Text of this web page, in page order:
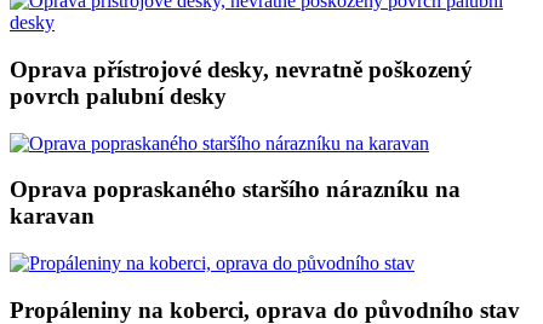
Oprava přístrojové desky, nevratně poškozený
povrch palubní desky
Oprava popraskaného staršího nárazníku na
karavan
Propáleniny na koberci, oprava do původního stav